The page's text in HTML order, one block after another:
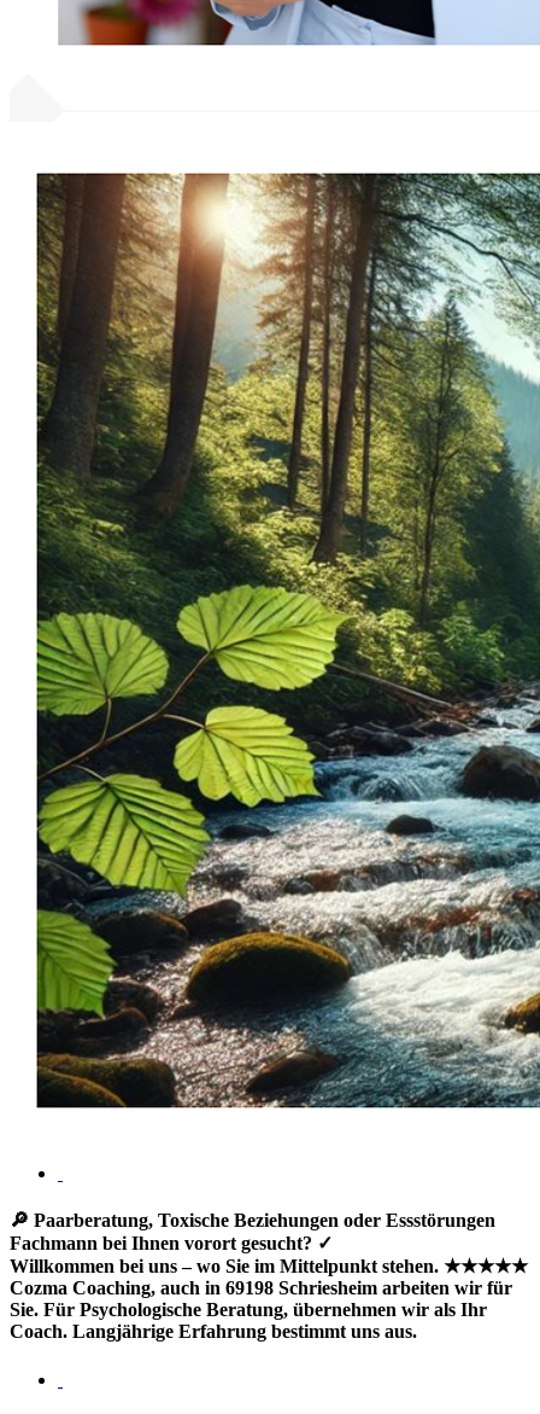
🔎 Paarberatung, Toxische Beziehungen oder Essstörungen
Fachmann bei Ihnen vorort gesucht? ✓
Willkommen bei uns – wo Sie im Mittelpunkt stehen. ★★★★★
Cozma Coaching, auch in 69198 Schriesheim arbeiten wir für
Sie. Für Psychologische Beratung, übernehmen wir als Ihr
Coach. Langjährige Erfahrung bestimmt uns aus.